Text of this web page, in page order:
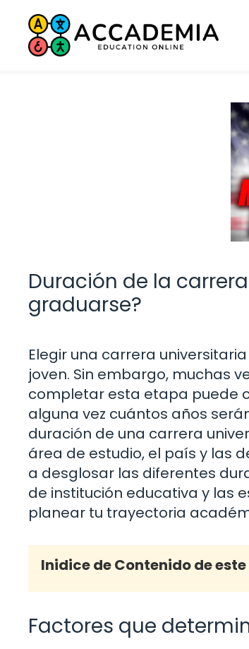
Saltar
contenido
Duración de la
graduarse?
Elegir una carrera
joven. Sin embargo, muchas
completar esta etapa puede
alguna vez cuántos años
duración de una carrera
área de estudio, el país y las
a desglosar las diferentes
de institución educativa y las
planear tu trayectoria
Inidice de Contenido de
Factores que